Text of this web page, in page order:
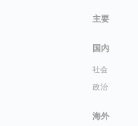
主要
国内
社会
政治
海外